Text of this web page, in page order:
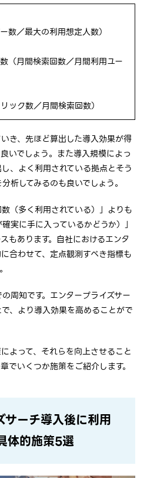
数／最大の利用想定人数）
（月間検索回数／月間利用ユー
ック数／月間検索回数）
き、先ほど算出した導入効果が得
いでしょう。また導入規模によっ
、よく利用されている拠点とそう
析してみるのも良いでしょう。
（多く利用されている）」よりも
実に手に入っているかどうか）」
もあります。自社におけるエンタ
合わせて、定点観測すべき指標も
周知です。エンタープライズサー
、より導入効果を高めることがで
よって、それらを向上させること
でいくつか施策をご紹介します。
サーチ導入後に利用
体的施策5選